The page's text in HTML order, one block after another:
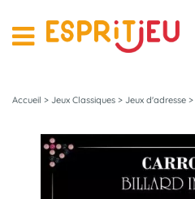
Accueil > Jeux Classiques > Jeux d'adresse >